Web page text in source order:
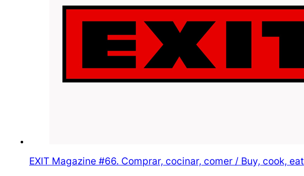
EXIT Magazine #66. Comprar, cocinar, comer / Buy, cook, eat